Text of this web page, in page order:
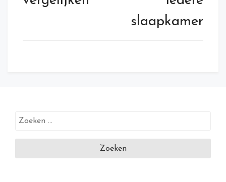
slaapkamer
Zoeken